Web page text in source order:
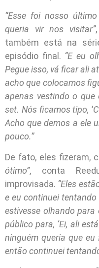
“Esse foi nosso
queria vir nos visitar”
também está na
episódio final. “E eu
Pegue isso, vá ficar ali
acho que colocamos
apenas vestindo o que
set. Nós ficamos tipo,
Acho que demos a ele
pouco.”
De fato, eles fizeram,
ótimo”, conta
improvisada. “Eles
e eu continuei
estivesse olhando
público para, ‘Ei, ali
ninguém queria que eu
então continuei